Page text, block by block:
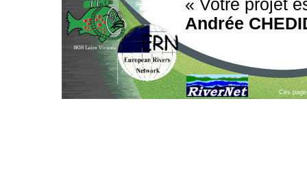
« Votre projet
Andrée
Ces